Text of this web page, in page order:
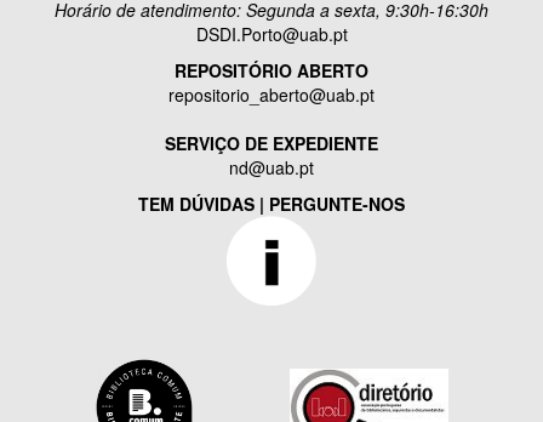
Horário de atendimento: Segunda a sexta, 9:30h-16:30h
DSDI.Porto@uab.pt
REPOSITÓRIO ABERTO
repositorio_aberto@uab.pt
SERVIÇO DE EXPEDIENTE
nd@uab.pt
TEM DÚVIDAS | PERGUNTE-NOS